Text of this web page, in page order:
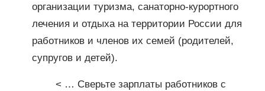
организации туризма, санаторно-курортного
лечения и отдыха на территории России для
работников и членов их семей (родителей,
супругов и детей).
< … Сверьте зарплаты работников с